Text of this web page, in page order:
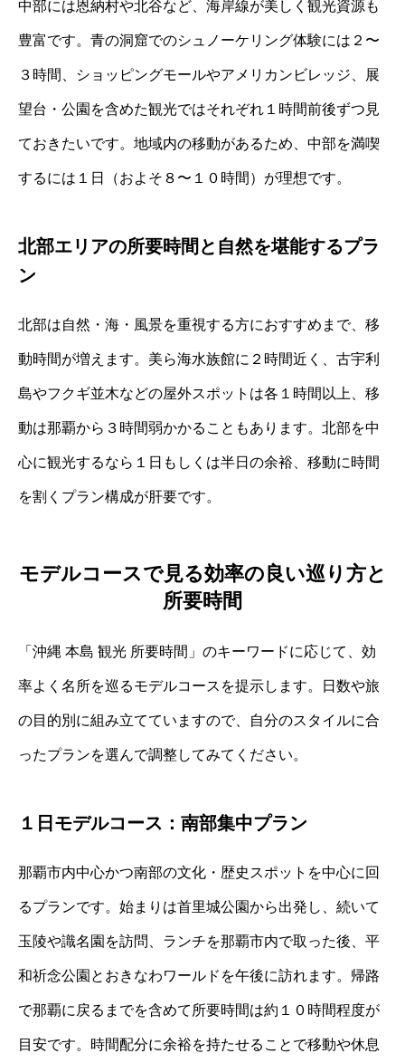
中部には恩納村や北谷など、海岸線が美しく観光資源も
豊富です。青の洞窟でのシュノーケリング体験には２〜
３時間、ショッピングモールやアメリカンビレッジ、展
望台・公園を含めた観光ではそれぞれ１時間前後ずつ見
ておきたいです。地域内の移動があるため、中部を満喫
するには１日（およそ８〜１０時間）が理想です。
北部エリアの所要時間と自然を堪能するプラ
ン
北部は自然・海・風景を重視する方におすすめまで、移
動時間が増えます。美ら海水族館に２時間近く、古宇利
島やフクギ並木などの屋外スポットは各１時間以上、移
動は那覇から３時間弱かかることもあります。北部を中
心に観光するなら１日もしくは半日の余裕、移動に時間
を割くプラン構成が肝要です。
モデルコースで見る効率の良い巡り方と
所要時間
「沖縄 本島 観光 所要時間」のキーワードに応じて、効
率よく名所を巡るモデルコースを提示します。日数や旅
の目的別に組み立てていますので、自分のスタイルに合
ったプランを選んで調整してみてください。
１日モデルコース：南部集中プラン
那覇市内中心かつ南部の文化・歴史スポットを中心に回
るプランです。始まりは首里城公園から出発し、続いて
玉陵や識名園を訪問、ランチを那覇市内で取った後、平
和祈念公園とおきなわワールドを午後に訪れます。帰路
で那覇に戻るまでを含めて所要時間は約１０時間程度が
目安です。時間配分に余裕を持たせることで移動や休息